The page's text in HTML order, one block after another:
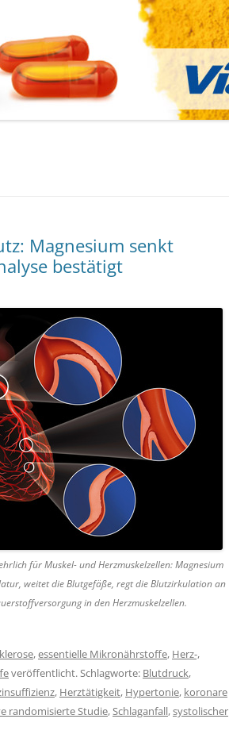
Magnesium senkt
bestätigt
für Muskel- und Herzmuskelzellen: Magnesium
weitet die Blutgefäße, regt die Blutzirkulation an
in den Herzmuskelzellen.
,essentielle Mikronährstoffe, Herz-,
veröffentlicht. Schlagworte: Blutdruck,
, Herztätigkeit, Hypertonie, koronare
randomisierte Studie,Schlaganfall,systolischer